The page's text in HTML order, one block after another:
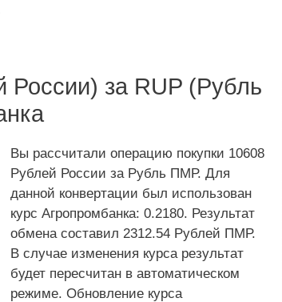
России) за RUP (Рубль
Вы рассчитали операцию покупки 10608
Рублей России за Рубль ПМР. Для
данной конвертации был использован
курс Агропромбанка: 0.2180. Результат
обмена составил 2312.54 Рублей ПМР.
В случае изменения курса результат
будет пересчитан в автоматическом
режиме. Обновление курса